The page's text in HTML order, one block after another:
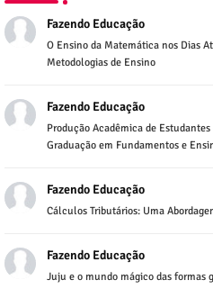
Fazendo Educação
O Ensino da Matemática nos Dias
Metodologias de Ensino
Fazendo Educação
Produção Acadêmica de Estudantes
Graduação em Fundamentos e
Fazendo Educação
Cálculos Tributários: Uma
Fazendo Educação
Juju e o mundo mágico das formas